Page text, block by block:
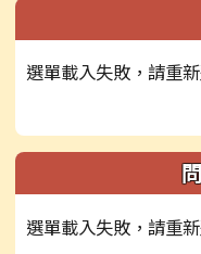
選單載入失敗，請重
選單載入失敗，請重